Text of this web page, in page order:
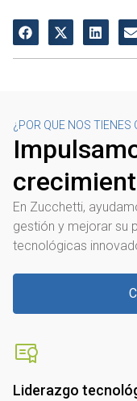
¿POR QUE NOS TIENES
En Zucchetti,
gestión y mejorar su
tecnológicas
Liderazgo